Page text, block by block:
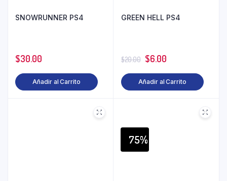
SNOWRUNNER PS4
$30.00
Añadir al Carrito
GREEN HELL PS4
$20.00 $6.00
Añadir al Carrito
75%